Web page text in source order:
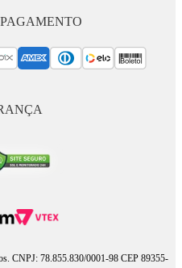
CNPJ: 78.855.830/0001-98 CEP 89355-